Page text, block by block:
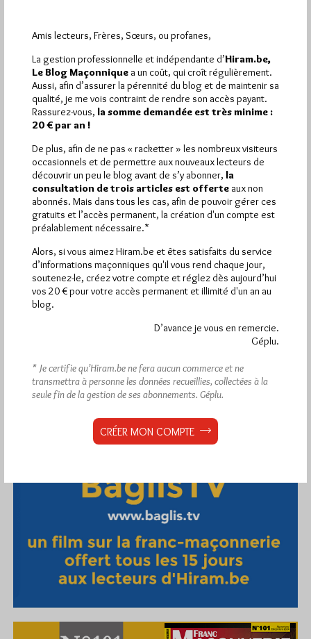
Hier dimanche 9 août 2026, Hiram.be a reçu
visiteset 4 830 pages ont été lues (Source :
Pirsch.io)
Plus d’informations
Abonnement aux Newsletters - RSS
Amis lecteurs, Frères, Sœurs, ou profanes,
La gestion professionnelle et indépendante d’Hiram.be,
Le Blog Maçonnique a un coût, qui croît régulièrement.
Aussi, afin d’assurer la pérennité du blog et de maintenir sa
qualité, je me vois contraint de rendre son accès payant.
Rassurez-vous, la somme demandée est très minime :
20 € par an !
De plus, afin de ne pas « racketter » les nombreux visiteurs
occasionnels et de permettre aux nouveaux lecteurs de
découvrir un peu le blog avant de s’y abonner, la
consultation de trois articles est offerte aux non
abonnés. Mais dans tous les cas, afin de pouvoir gérer ces
gratuits et l’accès permanent, la création d'un compte est
préalablement nécessaire.*
Alors, si vous aimez Hiram.be et êtes satisfaits du service
d’informations maçonniques qu'il vous rend chaque jour,
soutenez-le, créez votre compte et réglez dès aujourd’hui
vos 20 € pour votre accès permanent et illimité d'un an au
blog.
D’avance je vous en remercie.
Géplu.
* Je certifie qu’Hiram.be ne fera aucun commerce et ne
transmettra à personne les données recueillies, collectées à la
seule fin de la gestion de ses abonnements. Géplu.
CRÉER MON COMPTE